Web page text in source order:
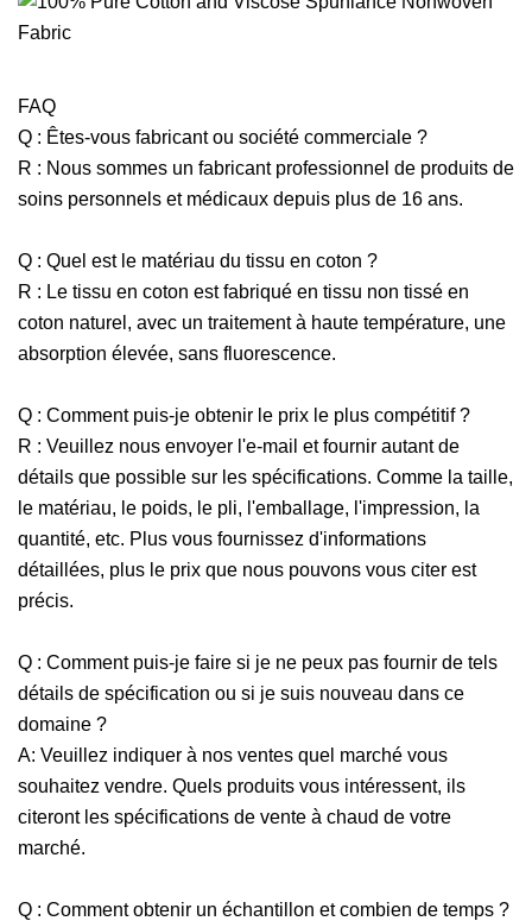
FAQ
Q : Êtes-vous fabricant ou société commerciale ?
R : Nous sommes un fabricant professionnel de produits de
soins personnels et médicaux depuis plus de 16 ans.
Q : Quel est le matériau du tissu en coton ?
R : Le tissu en coton est fabriqué en tissu non tissé en
coton naturel, avec un traitement à haute température, une
absorption élevée, sans fluorescence.
Q : Comment puis-je obtenir le prix le plus compétitif ?
R : Veuillez nous envoyer l'e-mail et fournir autant de
détails que possible sur les spécifications. Comme la taille,
le matériau, le poids, le pli, l'emballage, l'impression, la
quantité, etc. Plus vous fournissez d'informations
détaillées, plus le prix que nous pouvons vous citer est
précis.
Q : Comment puis-je faire si je ne peux pas fournir de tels
détails de spécification ou si je suis nouveau dans ce
domaine ?
A: Veuillez indiquer à nos ventes quel marché vous
souhaitez vendre. Quels produits vous intéressent, ils
citeront les spécifications de vente à chaud de votre
marché.
Q : Comment obtenir un échantillon et combien de temps ?